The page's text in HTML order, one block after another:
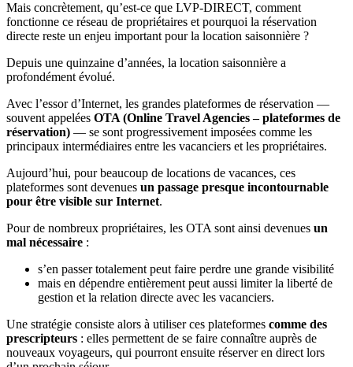
Mais concrètement, qu’est-ce que LVP-DIRECT, comment
fonctionne ce réseau de propriétaires et pourquoi la réservation
directe reste un enjeu important pour la location saisonnière ?
Depuis une quinzaine d’années, la location saisonnière a
profondément évolué.
Avec l’essor d’Internet, les grandes plateformes de réservation —
souvent appelées OTA (Online Travel Agencies – plateformes de
réservation) — se sont progressivement imposées comme les
principaux intermédiaires entre les vacanciers et les propriétaires.
Aujourd’hui, pour beaucoup de locations de vacances, ces
plateformes sont devenues un passage presque incontournable
pour être visible sur Internet.
Pour de nombreux propriétaires, les OTA sont ainsi devenues un
mal nécessaire :
s’en passer totalement peut faire perdre une grande visibilité
mais en dépendre entièrement peut aussi limiter la liberté de
gestion et la relation directe avec les vacanciers.
Une stratégie consiste alors à utiliser ces plateformes comme des
prescripteurs : elles permettent de se faire connaître auprès de
nouveaux voyageurs, qui pourront ensuite réserver en direct lors